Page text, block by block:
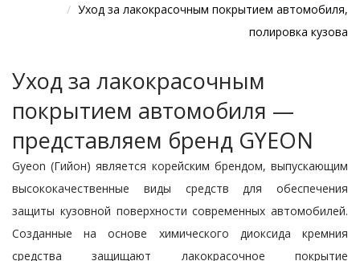
Уход за лакокрасочным покрытием автомобиля,
полировка кузова
Уход за лакокрасочным
покрытием автомобиля —
представляем бренд GYEON
Gyeon (Гийон) является корейским брендом, выпускающим
высококачественные виды средств для обеспечения
защиты кузовной поверхности современных автомобилей.
Созданные на основе химического диоксида кремния
средства защищают лакокрасочное покрытие